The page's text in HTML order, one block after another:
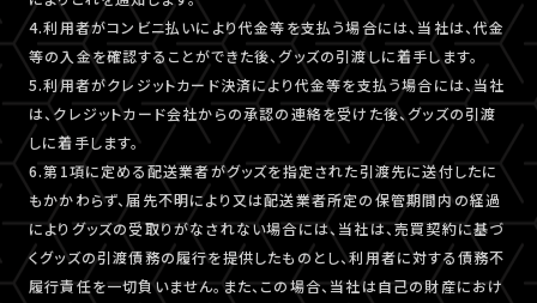
4.利用者がコンビニ払いにより代金等を支払う場合には、当社は、代金
等の入金を確認することができた後、グッズの引渡しに着手します。
5.利用者がクレジットカード決済により代金等を支払う場合には、当社
は、クレジットカード会社からの承認の連絡を受けた後、グッズの引渡
しに着手します。
6.第1項に定める配送業者がグッズを指定された引渡先に送付したに
もかかわらず、届先不明により又は配送業者所定の保管期間内の経過
によりグッズの受取りがなされない場合には、当社は、売買契約に基づ
くグッズの引渡債務の履行を提供したものとし、利用者に対する債務不
履行責任を一切負いません。また、この場合、当社は自己の財産におけ